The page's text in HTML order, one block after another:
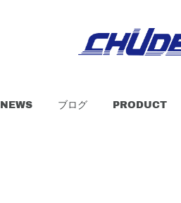
NEWS ブログ PRODUCT